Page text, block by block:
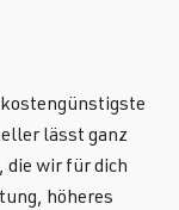
lässt ganz
die wir für dich
höheres